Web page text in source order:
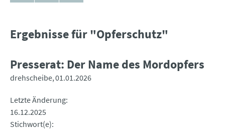
Ergebnisse für "Opferschutz"
Presserat: Der Name des Mordopfers
drehscheibe 01.01.2026
Letzte Änderung
16.12.2025
Stichwort(e)